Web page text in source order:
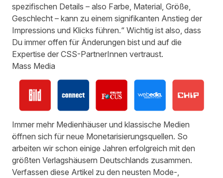
spezifischen Details – also Farbe, Material, Größe,
Geschlecht – kann zu einem signifikanten Anstieg der
Impressions und Klicks führen.“ Wichtig ist also, dass
Du immer offen für Änderungen bist und auf die
Expertise der CSS-PartnerInnen vertraust.
Mass Media
Immer mehr Medienhäuser und klassische Medien
öffnen sich für neue Monetarisierungsquellen. So
arbeiten wir schon einige Jahren erfolgreich mit den
größten Verlagshäusern Deutschlands zusammen.
Verfassen diese Artikel zu den neusten Mode-,